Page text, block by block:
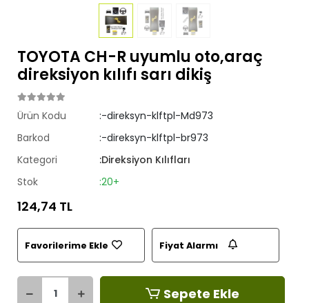
TOYOTA CH-R uyumlu oto,araç
direksiyon kılıfı sarı dikiş
Ürün Kodu
:-direksyn-klftpl-Md973
Barkod
:-direksyn-klftpl-br973
Kategori
:Direksiyon Kılıfları
Stok
:20+
124,74 TL
Favorilerime Ekle Fiyat Alarmı
Sepete Ekle